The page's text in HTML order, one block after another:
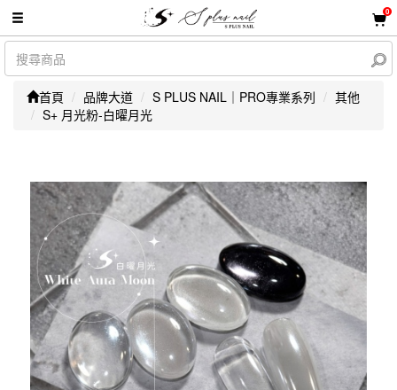
0
首頁 品牌大道 S PLUS NAIL｜PRO專業系列
其他
S+ 月光粉-白曜月光